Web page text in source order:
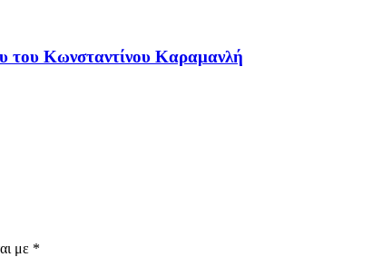
του Κωνσταντίνου Καραμανλή
με *